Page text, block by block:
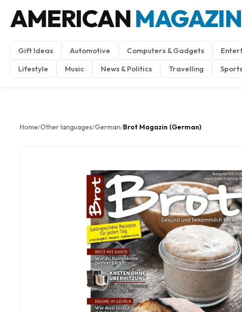
AMERICAN
Gift Ideas Automotive Computers & Gadgets
Lifestyle
Music News & Politics Travelling
Home/Other languages/German/Brot Magazin (German)